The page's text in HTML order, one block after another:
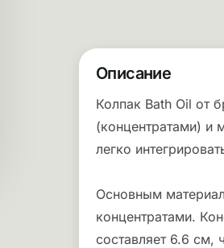
Описание
Колпак Bath Oil от
(концентратами) и
легко
Основным
концентратами.
составляет 6.6 см,